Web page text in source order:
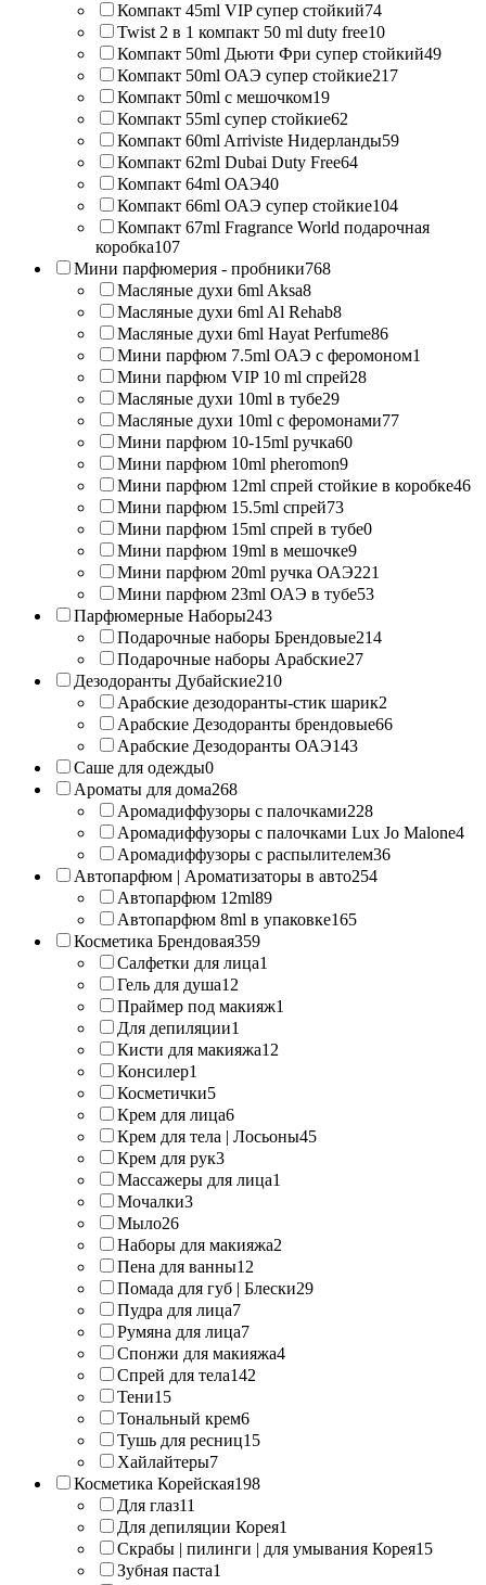
Компакт 45ml VIP супер стойкий74
Twist 2 в 1 компакт 50 ml duty free10
Компакт 50ml Дьюти Фри супер стойкий49
Компакт 50ml ОАЭ супер стойкие217
Компакт 50ml с мешочком19
Компакт 55ml супер стойкие62
Компакт 60ml Arriviste Нидерланды59
Компакт 62ml Dubai Duty Free64
Компакт 64ml ОАЭ40
Компакт 66ml ОАЭ супер стойкие104
Компакт 67ml Fragrance World подарочная
коробка107
Мини парфюмерия - пробники768
Масляные духи 6ml Aksa8
Масляные духи 6ml Al Rehab8
Масляные духи 6ml Hayat Perfume86
Мини парфюм 7.5ml ОАЭ с феромоном1
Мини парфюм VIP 10 ml спрей28
Масляные духи 10ml в тубе29
Масляные духи 10ml с феромонами77
Мини парфюм 10-15ml ручка60
Мини парфюм 10ml pheromon9
Мини парфюм 12ml спрей стойкие в коробке46
Мини парфюм 15.5ml спрей73
Мини парфюм 15ml спрей в тубе0
Мини парфюм 19ml в мешочке9
Мини парфюм 20ml ручка ОАЭ221
Мини парфюм 23ml ОАЭ в тубе53
Парфюмерные Наборы243
Подарочные наборы Брендовые214
Подарочные наборы Арабские27
Дезодоранты Дубайские210
Арабские дезодоранты-стик шарик2
Арабские Дезодоранты брендовые66
Арабские Дезодоранты ОАЭ143
Саше для одежды0
Ароматы для дома268
Аромадиффузоры с палочками228
Аромадиффузоры с палочками Lux Jo Malone4
Аромадиффузоры с распылителем36
Автопарфюм | Ароматизаторы в авто254
Автопарфюм 12ml89
Автопарфюм 8ml в упаковке165
Косметика Брендовая359
Салфетки для лица1
Гель для душа12
Праймер под макияж1
Для депиляции1
Кисти для макияжа12
Консилер1
Косметички5
Крем для лица6
Крем для тела | Лосьоны45
Крем для рук3
Массажеры для лица1
Мочалки3
Мыло26
Наборы для макияжа2
Пена для ванны12
Помада для губ | Блески29
Пудра для лица7
Румяна для лица7
Спонжи для макияжа4
Спрей для тела142
Тени15
Тональный крем6
Тушь для ресниц15
Хайлайтеры7
Косметика Корейская198
Для глаз11
Для депиляции Корея1
Скрабы | пилинги | для умывания Корея15
Зубная паста1